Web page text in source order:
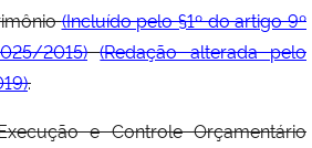
(Incluído pelo §1º do artigo 9º
2015) (Redação alterada pelo
.
e Controle Orçamentário